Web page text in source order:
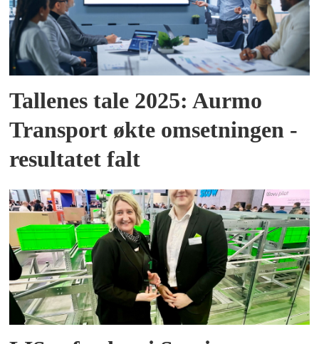
Tallenes tale 2025: Aurmo
Transport økte omsetningen -
resultatet falt